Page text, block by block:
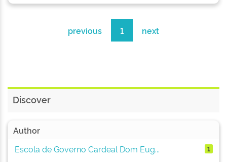
previous 1 next
Discover
Author
Escola de Governo Cardeal Dom Eug...
1